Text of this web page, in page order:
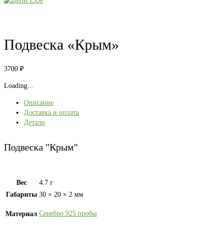
Подвеска «Крым»
3700 ₽
Loading...
Описание
Доставка и оплата
Детали
Подвеска "Крым"
Вес
4.7 г
Габариты 30 × 20 × 2 мм
Материал Серебро 925 пробы